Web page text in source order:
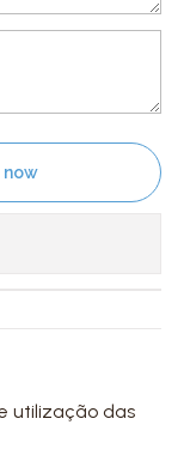
now
utilização das